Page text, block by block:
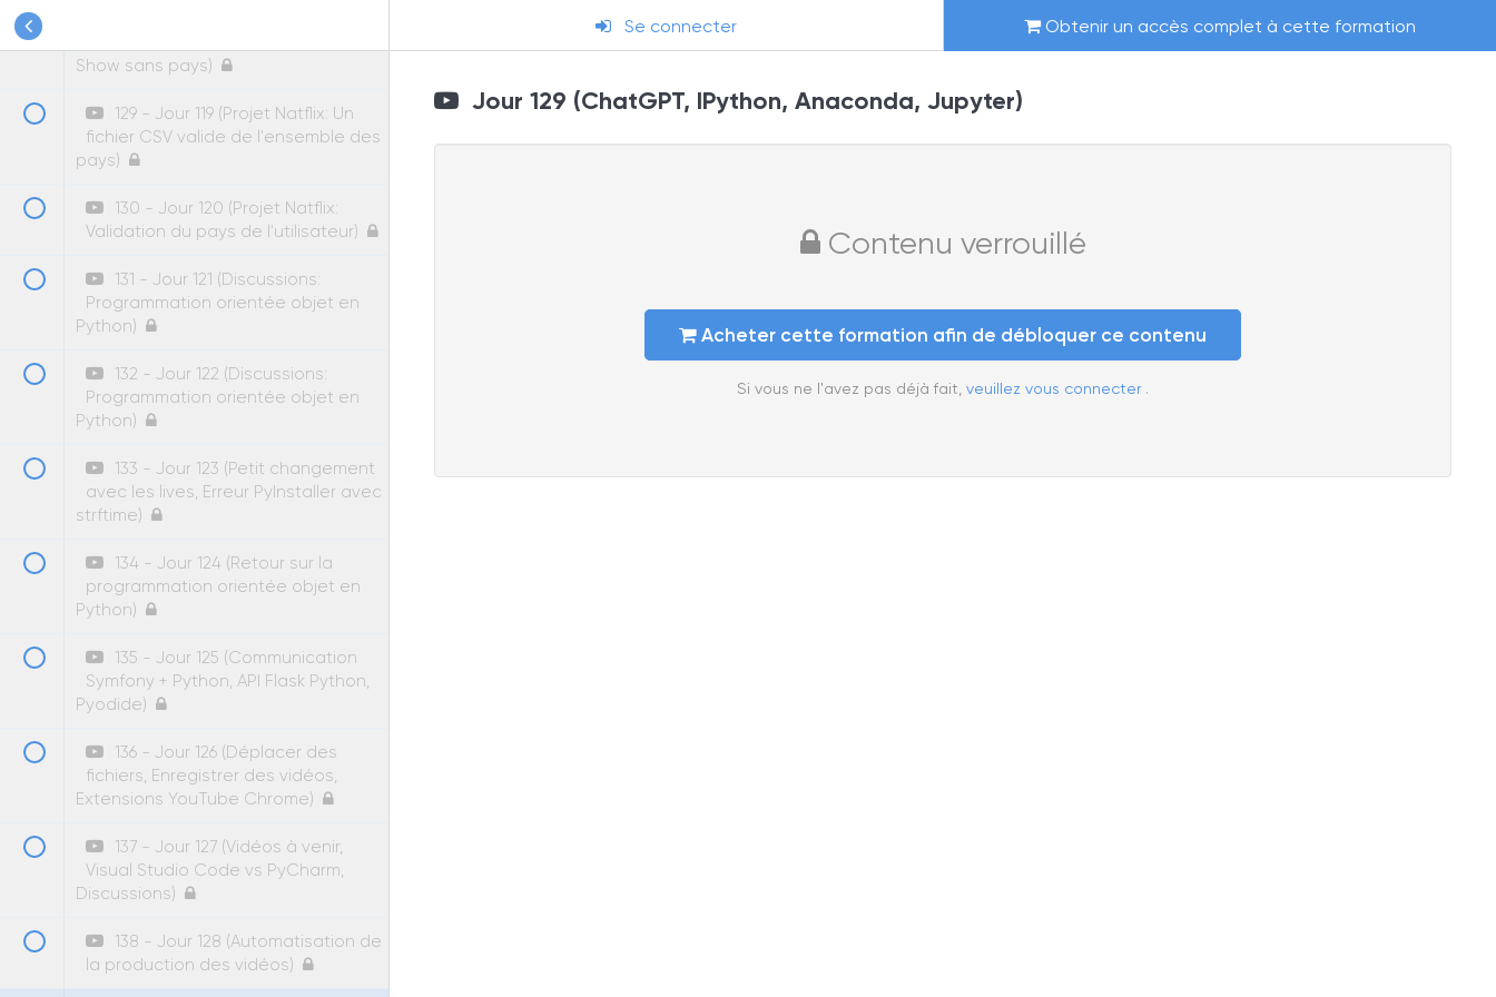
Se connecter Obtenir un accès complet à cette formation
Show sans pays)
129 - Jour 119 (Projet Natflix: Un
fichier CSV valide de l'ensemble des
pays)
130 - Jour 120 (Projet Natflix:
Validation du pays de l'utilisateur)
131 - Jour 121 (Discussions:
Programmation orientée objet en
Python)
132 - Jour 122 (Discussions:
Programmation orientée objet en
Python)
133 - Jour 123 (Petit changement
avec les lives, Erreur PyInstaller avec
strftime)
134 - Jour 124 (Retour sur la
programmation orientée objet en
Python)
135 - Jour 125 (Communication
Symfony + Python, API Flask Python,
Pyodide)
136 - Jour 126 (Déplacer des
fichiers, Enregistrer des vidéos,
Extensions YouTube Chrome)
137 - Jour 127 (Vidéos à venir,
Visual Studio Code vs PyCharm,
Discussions)
138 - Jour 128 (Automatisation de
la production des vidéos)
Jour 129 (ChatGPT, IPython, Anaconda, Jupyter)
Contenu verrouillé
Acheter cette formation afin de débloquer ce contenu
Si vous ne l'avez pas déjà fait, veuillez vous connecter .